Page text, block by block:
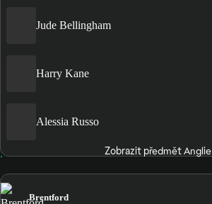
Jude Bellingham
Harry Kane
Alessia Russo
Zobrazit předmět Anglie
Brentford